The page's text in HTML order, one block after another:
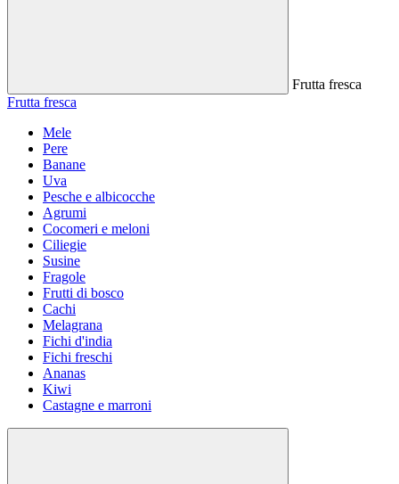
Frutta fresca
Frutta fresca
Mele
Pere
Banane
Uva
Pesche e albicocche
Agrumi
Cocomeri e meloni
Ciliegie
Susine
Fragole
Frutti di bosco
Cachi
Melagrana
Fichi d'india
Fichi freschi
Ananas
Kiwi
Castagne e marroni